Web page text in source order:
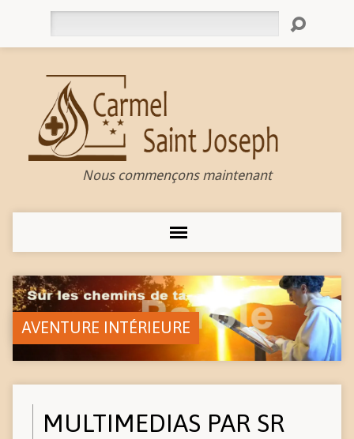
Nous commençons maintenant
AVENTURE INTÉRIEURE
MULTIMEDIAS PAR SR